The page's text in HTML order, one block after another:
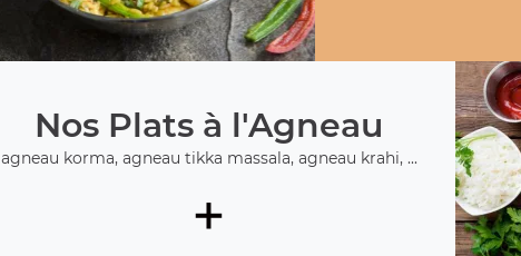
Nos Plats à l'Agneau
agneau korma, agneau tikka massala, agneau krahi, ...
+